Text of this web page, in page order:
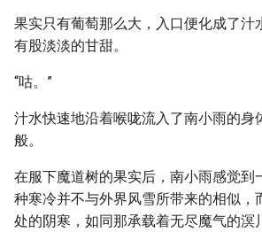
果实只有葡萄那么大，入口便化成了汁
有股淡淡的甘甜。
“咕。”
汁水快速地沿着喉咙流入了南小雨的身
般。
在服下魔道树的果实后，南小雨感觉到
种寒冷并不与外界风雪所带来的相似，
处的阴寒，如同那承载着无尽魔气的溟